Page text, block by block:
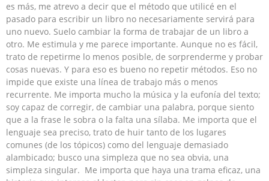
es más, me atrevo a decir que el método que utilicé en el
pasado para escribir un libro no necesariamente servirá para
uno nuevo. Suelo cambiar la forma de trabajar de un libro a
otro. Me estimula y me parece importante. Aunque no es fácil,
trato de repetirme lo menos posible, de sorprenderme y probar
cosas nuevas. Y para eso es bueno no repetir métodos. Eso no
impide que existe una línea de trabajo más o menos
recurrente. Me importa mucho la música y la eufonía del texto;
soy capaz de corregir, de cambiar una palabra, porque siento
que a la frase le sobra o la falta una sílaba. Me importa que el
lenguaje sea preciso, trato de huir tanto de los lugares
comunes (de los tópicos) como del lenguaje demasiado
alambicado; busco una simpleza que no sea obvia, una
simpleza singular. Me importa que haya una trama eficaz, una